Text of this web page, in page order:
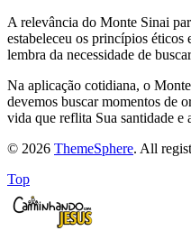
A relevância do Monte Sinai
estabeleceu os princípios
lembra da necessidade de
Na aplicação cotidiana, o
devemos buscar momentos de
vida que reflita Sua santidade
© 2026 ThemeSphere. All
Top